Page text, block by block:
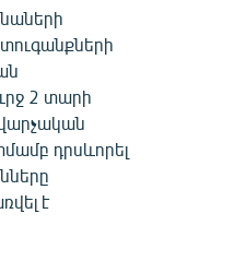
2 տարի
դրսևորել
է